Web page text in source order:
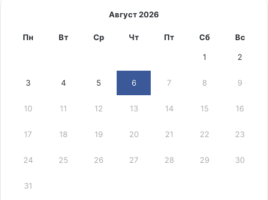
Август 2026
Пн Вт Ср Чт Пт Сб Вс
1 2
3 4 5 6 7 8 9
10 11 12 13 14 15 16
17 18 19 20 21 22 23
24 25 26 27 28 29 30
31